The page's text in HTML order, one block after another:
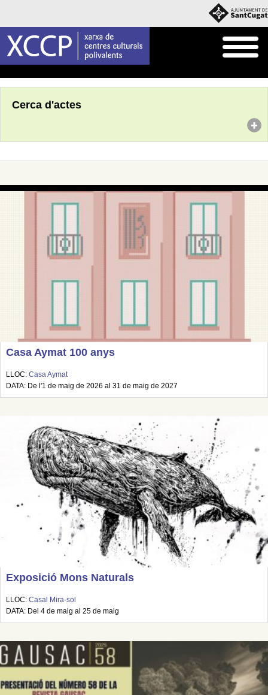
Cerca d'actes
Casa Aymat 100 anys
LLOC: Casa Aymat
DATA: De l'1 de maig de 2026 al 31 de maig de 2027
Exposició Mons Naturals
LLOC: Casal Mira-sol
DATA: Del 4 de maig al 25 de maig